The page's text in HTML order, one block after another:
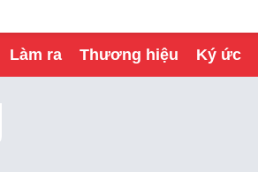
Làm ra Thương hiệu Ký ức